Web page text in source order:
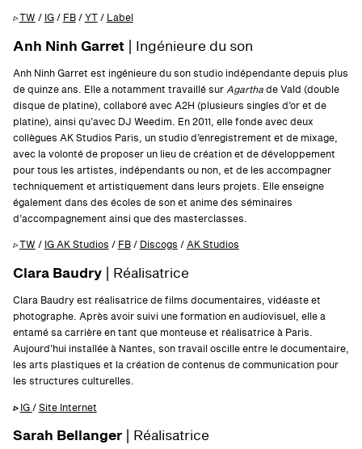
▹TW / IG/ FB/YT/ Label
Anh Ninh Garret | Ingénieure du son
Anh Ninh Garret est ingénieure du son studio indépendante depuis plus
de quinze ans. Elle a notamment travaillé surAgarthade Vald (double
disque de platine), collaboré avec A2H (plusieurs singles d’or et de
platine), ainsi qu’avec DJ Weedim. En 2011, elle fonde avec deux
collègues AK Studios Paris, un studio d’enregistrement et de mixage,
avec la volonté de proposer un lieu de création et de développement
pour tous les artistes, indépendants ou non, et de les accompagner
techniquement et artistiquement dans leurs projets. Elle enseigne
également dans des écoles de son et anime des séminaires
d’accompagnement ainsi que des masterclasses.
▹TW / IG AK Studios / FB/ Discogs /AK Studios
Clara Baudry | Réalisatrice
Clara Baudry est réalisatrice de films documentaires, vidéaste et
photographe. Après avoir suivi une formation en audiovisuel, elle a
entamé sa carrière en tant que monteuse et réalisatrice à Paris.
Aujourd’hui installée à Nantes, son travail oscille entre le documentaire,
les arts plastiques et la création de contenus de communication pour
les structures culturelles.
▹ IG/Site Internet
Sarah Bellanger | Réalisatrice